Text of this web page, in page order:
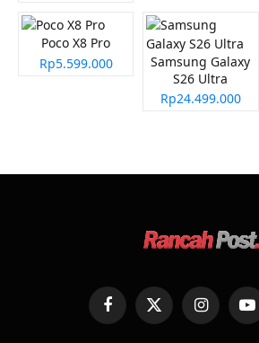
Poco X8 Pro
Rp5.599.000
Samsung Galaxy
S26 Ultra
Rp24.499.000
FacebookX
(Twitter)
Instagram